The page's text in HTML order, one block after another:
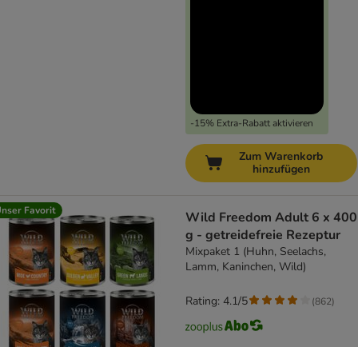
-15% Extra-Rabatt aktivieren
Zum Warenkorb
hinzufügen
Favorit
Wild Freedom Adult 6 x 400
g - getreidefreie Rezeptur
Mixpaket 1 (Huhn, Seelachs,
Lamm, Kaninchen, Wild)
Rating: 4.1/5 (862)